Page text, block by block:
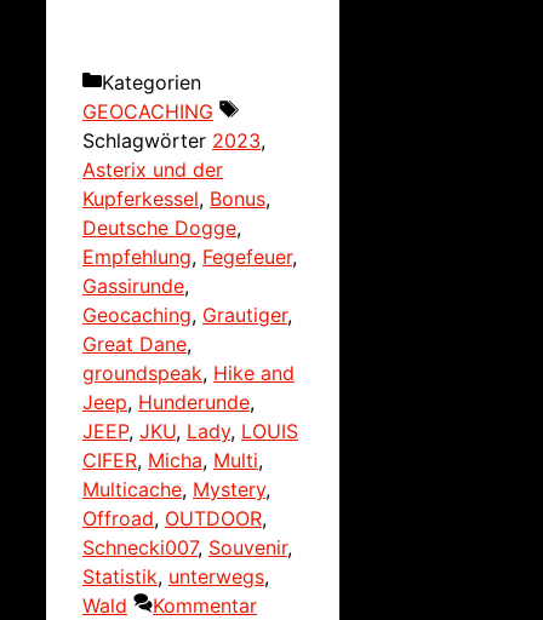
Kategorien
GEOCACHING
Schlagwörter 2023,
Asterix und der
Kupferkessel, Bonus,
Deutsche Dogge,
Empfehlung, Fegefeuer,
Gassirunde,
Geocaching, Grautiger,
Great Dane,
groundspeak, Hike and
Jeep, Hunderunde,
JEEP, JKU, Lady, LOUIS
CIFER, Micha, Multi,
Multicache, Mystery,
Offroad, OUTDOOR,
Schnecki007, Souvenir,
Statistik, unterwegs,
Wald
Kommentar